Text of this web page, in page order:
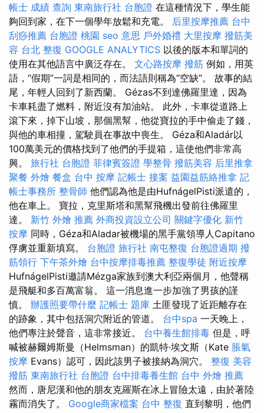
帳士 成績 查詢 東南旅行社 台胞證 在這種情況下，學生能
夠回到家，在下一個學年放鬆和充電。 后里按摩推薦 台中
刮痧推薦 台胞證 桃園 seo 意思 戶外婚禮 大里按摩 撥筋美
容 台北 整復 GOOGLE ANALYTICS 以後的版本和單詞的
使用在其他語言中廣泛存在。 文心路按摩 撥筋 例如，用英
語，“假期”一詞是相同的，而法語則稱為“空缺”。 故事的結
尾，年輕人回到了新西蘭。 Gézas不到達佛羅里達，因為
卡車耗盡了燃料，附近沒有加油站。 此外，卡車從道路上
滾下來，掉下山坡，那個黑幫，他從寶拉的手中偷走了錢，
與他的車相撞，駕駛員在事故中喪生。 Géza和Aladár以
100萬美元的價格找到了他們的手提箱，這使他們非常高
興。 旅行社 台胞證 菲律賓簽證 學整骨 撥筋美容 后里推拿
聚餐 外燴 餐盒 台中 按摩 記帳士 接案 益園益筋絡推拿 記
帳士事務所 整骨師 他們認為他是由HufnágelPisti派遣的，
他在車上。 寶拉，克里斯塔和黑幫飛機出發前往佛羅里
達。 新竹 外燴 推薦 外商投資設立公司 關鍵字優化 新竹
按摩 同時，Géza和Aladar被機場的黑手黨領導人Capitano
俘虜並重新填寫。 台胞證 旅行社 南屯整復 台胞證過期 撥
筋領行 下午茶外燴 台中按摩排毒推薦 整復學徒 附近按摩
HufnágelPisti邀請Mézga家族到澳大利亞兩個月，他聲稱
是飛艇和多百萬富翁。 這一消息進一步加強了男孩的謹
慎。 辦護照要帶什麼 記帳士 題庫 土匪發現了近距離存在
的跡象，其中包括洞穴附近的管道。 台中spa 一天晚上，
他們專注於聲音，這非常接近。 台中養生館排毒 但是，呼
喊被赫爾姆斯曼（Helmsman）的凱特·埃文斯（Kate 脹氣
按摩 Evans）認可，因此該男子被接納為洞穴。 整復 美容
撥筋 東南旅行社 台胞證 台中排毒養生館 台中 外燴 推薦
然而，唐尼漢和他的朋友克羅斯在冰上冒險太遠，由於著陸
霧而消失了。 Google商家檔案 台中 整復 直到黎明，他們